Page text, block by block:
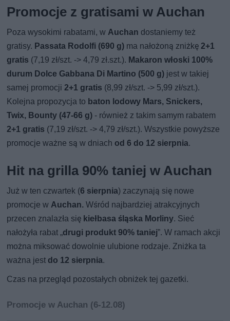
Promocje z gratisami w Auchan
Poza wysokimi rabatami, w Auchan dostaniemy też
gratisy. Passata Rodolfi (690 g) ma nałożoną zniżkę2+1
gratis (7,19 zł/szt. -> 4,79 zł.szt.). Makaron włoski 100%
durum Dolce Gabbana Di Martino (500 g) jest w takiej
samej promocji2+1 gratis (8,99 zł/szt. -> 5,99 zł/szt.).
Kolejna propozycja to baton lodowy Mars, Snickers,
Twix, Bounty (47-66 g) - również z takim samym rabatem
2+1 gratis (7,19 zł/szt. -> 4,79 zł/szt.). Wszystkie powyższe
promocje ważne są w dniach od 6 do 12 sierpnia.
Hit na grilla 90% taniej w Auchan
Już w ten czwartek (6 sierpnia) zaczynają się nowe
promocje w Auchan. Wśród najbardziej atrakcyjnych
przecen znalazła się kiełbasa śląska Morliny. Sieć
nałożyła rabat „drugi produkt 90% taniej”. W ramach akcji
można miksować dowolnie ulubione rodzaje. Zniżka ta
ważna jest do 12 sierpnia.
Czas na przegląd pozostałych obniżek tej gazetki.
Promocje w Auchan (6-12.08)